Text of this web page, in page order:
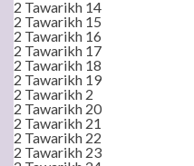
2 Tawarikh 14
2 Tawarikh 15
2 Tawarikh 16
2 Tawarikh 17
2 Tawarikh 18
2 Tawarikh 19
2 Tawarikh 2
2 Tawarikh 20
2 Tawarikh 21
2 Tawarikh 22
2 Tawarikh 23